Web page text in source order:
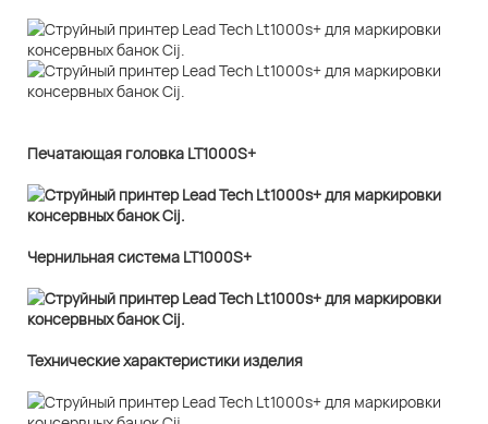
Печатающая головка LT1000S+
Чернильная система LT1000S+
Технические характеристики изделия